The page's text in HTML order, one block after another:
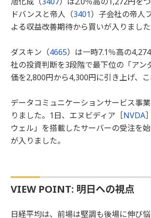
ドバンスと帝人（3401）子会社の帝人
よる収益改善期待から買いが入りまし
ダスキン（4665）は一時7.1％高の
社の投資判断を3段階で最下位の「ア
価を2,800円から4,300円に引き上げ、
データコミュニケーションサービス事
りました。1日、エヌビディア［NVDA
ウェル」を搭載したサーバーの受注を
が入りました。
VIEW POINT: 明日への視点
日経平均は、前場は堅調も後場に伸び